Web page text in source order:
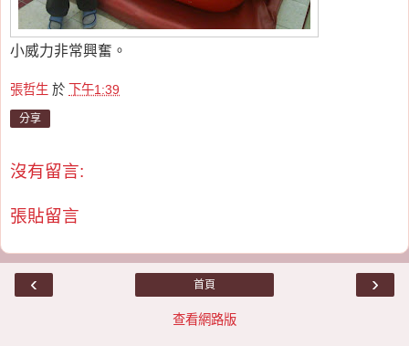
小威力非常興奮。
張哲生 於 下午1:39
分享
沒有留言:
張貼留言
‹ ›
首頁
查看網路版